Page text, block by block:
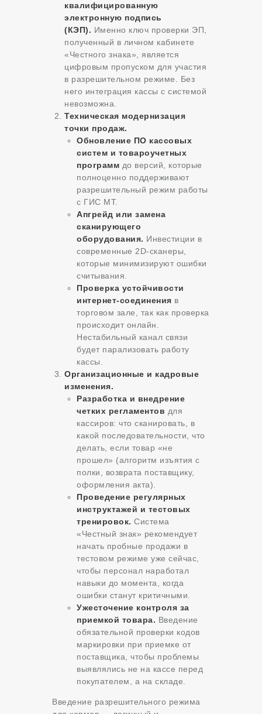
квалифицированную
электронную подпись
(КЭП). Именно ключ проверки ЭП,
полученный в личном кабинете
«Честного знака», является
цифровым пропуском для участия
в разрешительном режиме. Без
него интеграция кассы с системой
невозможна.
Техническая модернизация
точки продаж.
Обновление ПО кассовых
систем и товароучетных
программ до версий, которые
полноценно поддерживают
разрешительный режим работы
с ГИС МТ.
Апгрейд или замена
сканирующего
оборудования. Инвестиции в
современные 2D-сканеры,
которые минимизируют ошибки
считывания.
Проверка устойчивости
интернет-соединения в
торговом зале, так как проверка
происходит онлайн.
Нестабильный канал связи
будет парализовать работу
кассы.
Организационные и кадровые
изменения.
Разработка и внедрение
четких регламентов для
кассиров: что сканировать, в
какой последовательности, что
делать, если товар «не
прошел» (алгоритм изъятия с
полки, возврата поставщику,
оформления акта).
Проведение регулярных
инструктажей и тестовых
тренировок. Система
«Честный знак» рекомендует
начать пробные продажи в
тестовом режиме уже сейчас,
чтобы персонал наработал
навыки до момента, когда
ошибки станут критичными.
Ужесточение контроля за
приемкой товара. Введение
обязательной проверки кодов
маркировки при приемке от
поставщика, чтобы проблемы
выявлялись не на кассе перед
покупателем, а на складе.
Введение разрешительного режима